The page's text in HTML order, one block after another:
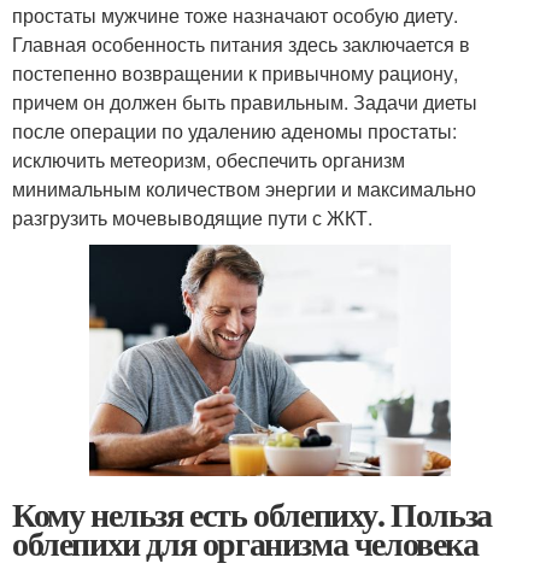
простаты мужчине тоже назначают особую диету.
Главная особенность питания здесь заключается в
постепенно возвращении к привычному рациону,
причем он должен быть правильным. Задачи диеты
после операции по удалению аденомы простаты:
исключить метеоризм, обеспечить организм
минимальным количеством энергии и максимально
разгрузить мочевыводящие пути с ЖКТ.
Кому нельзя есть облепиху. Польза
облепихи для организма человека